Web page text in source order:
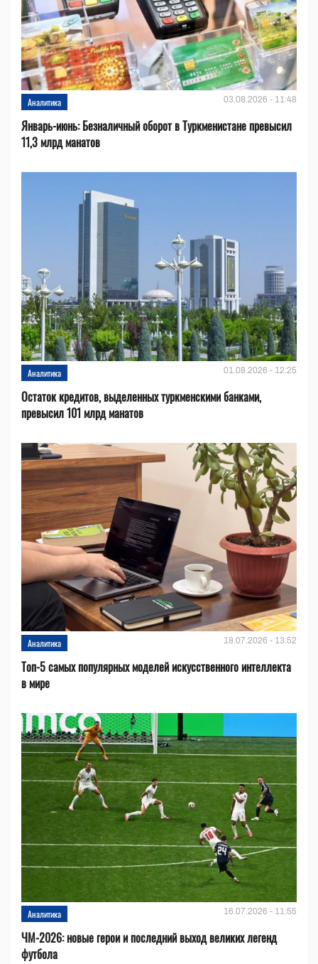
Аналитика 03.08.2026 - 11:48
Январь-июнь: Безналичный оборот в Туркменистане превысил
11,3 млрд манатов
Аналитика 01.08.2026 - 12:25
Остаток кредитов, выделенных туркменскими банками,
превысил 101 млрд манатов
Аналитика 18.07.2026 - 13:52
Топ-5 самых популярных моделей искусственного интеллекта
в мире
Аналитика 16.07.2026 - 11:55
ЧМ-2026: новые герои и последний выход великих легенд
футбола